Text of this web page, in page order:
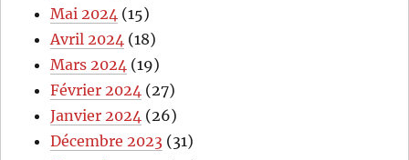
Mai 2024 (15)
Avril 2024 (18)
Mars 2024 (19)
Février 2024 (27)
Janvier 2024 (26)
Décembre 2023 (31)